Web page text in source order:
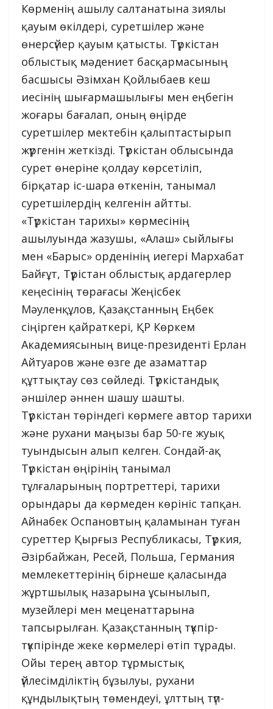
Көрменің ашылу салтанатына зиялы
қауым өкілдері, суретшілер және
өнерсүйер қауым қатысты. Түркістан
облыстық мәдениет басқармасының
басшысы Әзімхан Қойлыбаев кеш
иесінің шығармашылығы мен еңбегін
жоғары бағалап, оның өңірде
суретшілер мектебін қалыптастырып
жүргенін жеткізді. Түркістан облысында
сурет өнеріне қолдау көрсетіліп,
бірқатар іс-шара өткенін, танымал
суретшілердің келгенін айтты.
«Түркістан тарихы» көрмесінің
ашылуында жазушы, «Алаш» сыйлығы
мен «Барыс» орденінің иегері Мархабат
Байғұт, Түрістан облыстық ардагерлер
кеңесінің төрағасы Жеңісбек
Мәуленқұлов, Қазақстанның Еңбек
сіңірген қайраткері, ҚР Көркем
Академиясының вице-президенті Ерлан
Айтуаров және өзге де азаматтар
құттықтау сөз сөйледі. Түркістандық
әншілер әннен шашу шашты.
Түркістан төріндегі көрмеге автор тарихи
және рухани маңызы бар 50-ге жуық
туындысын алып келген. Сондай-ақ
Түркістан өңірінің танымал
тұлғаларының портреттері, тарихи
орындары да көрмеден көрініс тапқан.
Айнабек Оспановтың қаламынан туған
суреттер Қырғыз Республикасы, Түркия,
Әзірбайжан, Ресей, Польша, Германия
мемлекеттерінің бірнеше қаласында
жұртшылық назарына ұсынылып,
музейлері мен меценаттарына
тапсырылған. Қазақстанның түкпір-
түкпірінде жеке көрмелері өтіп тұрады.
Ойы терең автор тұрмыстық
үйлесімділіктің бұзылуы, рухани
құндылықтың төмендеуі, ұлттың түп-